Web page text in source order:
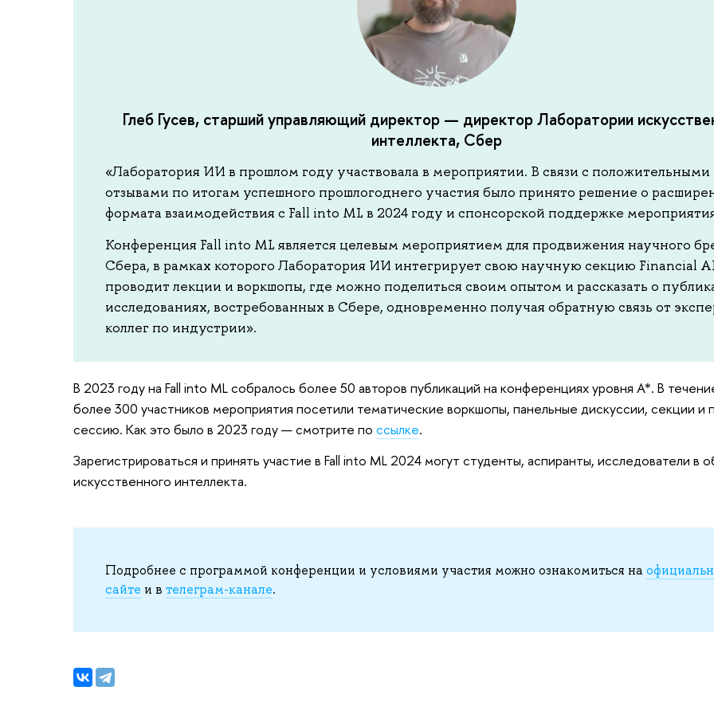
Глеб Гусев, старший управляющий директор — директор Лаборатории
интеллекта, Сбер
«Лаборатория ИИ в прошлом году участвовала в мероприятии. В связи с положительными
отзывами по итогам успешного прошлогоднего участия было принято решение о
формата взаимодействия с Fall into ML в 2024 году и спонсорской поддержке
Конференция Fall into ML является целевым мероприятием для продвижения научного
Сбера, в рамках которого Лаборатория ИИ интегрирует свою научную секцию Financial
проводит лекции и воркшопы, где можно поделиться своим опытом и рассказать о
исследованиях, востребованных в Сбере, одновременно получая обратную связь от
коллег по индустрии».
В 2023 году на Fall into ML собралось более 50 авторов публикаций на конференциях уровня А*. В
более 300 участников мероприятия посетили тематические воркшопы, панельные дискуссии, секции и
сессию. Как это было в 2023 году — смотрите по ссылке.
Зарегистрироваться и принять участие в Fall into ML 2024 могут студенты, аспиранты, исследователи в
искусственного интеллекта.
Подробнее с программой конференции и условиями участия можно ознакомиться на
сайте и в телеграм-канале.